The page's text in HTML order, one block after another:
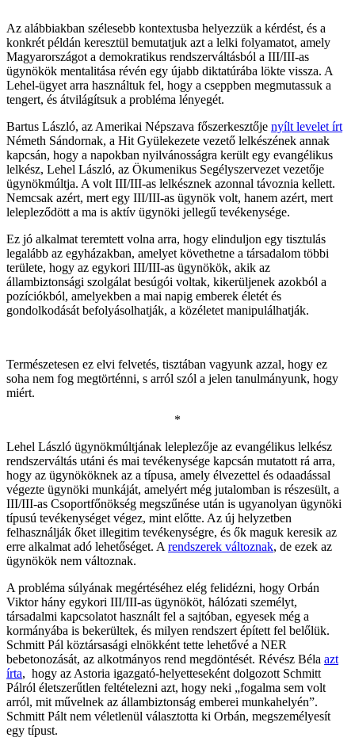
Az alábbiakban szélesebb kontextusba helyezzük a kérdést, és a
konkrét példán keresztül bemutatjuk azt a lelki folyamatot, amely
Magyarországot a demokratikus rendszerváltásból a III/III-as
ügynökök mentalitása révén egy újabb diktatúrába lökte vissza. A
Lehel-ügyet arra használtuk fel, hogy a cseppben megmutassuk a
tengert, és átvilágítsuk a probléma lényegét.
Bartus László, az Amerikai Népszava főszerkesztője nyílt levelet írt
Németh Sándornak, a Hit Gyülekezete vezető lelkészének annak
kapcsán, hogy a napokban nyilvánosságra került egy evangélikus
lelkész, Lehel László, az Ökumenikus Segélyszervezet vezetője
ügynökmúltja. A volt III/III-as lelkésznek azonnal távoznia kellett.
Nemcsak azért, mert egy III/III-as ügynök volt, hanem azért, mert
lelepleződött a ma is aktív ügynöki jellegű tevékenysége.
Ez jó alkalmat teremtett volna arra, hogy elinduljon egy tisztulás
legalább az egyházakban, amelyet követhetne a társadalom többi
területe, hogy az egykori III/III-as ügynökök, akik az
állambiztonsági szolgálat besúgói voltak, kikerüljenek azokból a
pozíciókból, amelyekben a mai napig emberek életét és
gondolkodását befolyásolhatják, a közéletet manipulálhatják.
Természetesen ez elvi felvetés, tisztában vagyunk azzal, hogy ez
soha nem fog megtörténni, s arról szól a jelen tanulmányunk, hogy
miért.
*
Lehel László ügynökmúltjának leleplezője az evangélikus lelkész
rendszerváltás utáni és mai tevékenysége kapcsán mutatott rá arra,
hogy az ügynököknek az a típusa, amely élvezettel és odaadással
végezte ügynöki munkáját, amelyért még jutalomban is részesült, a
III/III-as Csoportfőnökség megszűnése után is ugyanolyan ügynöki
típusú tevékenységet végez, mint előtte. Az új helyzetben
felhasználják őket illegitim tevékenységre, és ők maguk keresik az
erre alkalmat adó lehetőséget. A rendszerek változnak, de ezek az
ügynökök nem változnak.
A probléma súlyának megértéséhez elég felidézni, hogy Orbán
Viktor hány egykori III/III-as ügynököt, hálózati személyt,
társadalmi kapcsolatot használt fel a sajtóban, egyesek még a
kormányába is bekerültek, és milyen rendszert épített fel belőlük.
Schmitt Pál köztársasági elnökként tette lehetővé a NER
bebetonozását, az alkotmányos rend megdöntését. Révész Béla azt
írta, hogy az Astoria igazgató-helyetteseként dolgozott Schmitt
Pálról életszerűtlen feltételezni azt, hogy neki „fogalma sem volt
arról, mit művelnek az állambiztonság emberei munkahelyén”.
Schmitt Pált nem véletlenül választotta ki Orbán, megszemélyesít
egy típust.